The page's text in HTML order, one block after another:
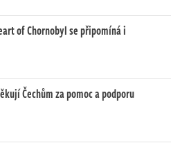
of Chornobyl se připomíná i
Čechům za pomoc a podporu